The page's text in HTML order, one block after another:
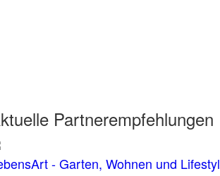
Partnerempfehlungen
- Garten, Wohnen und